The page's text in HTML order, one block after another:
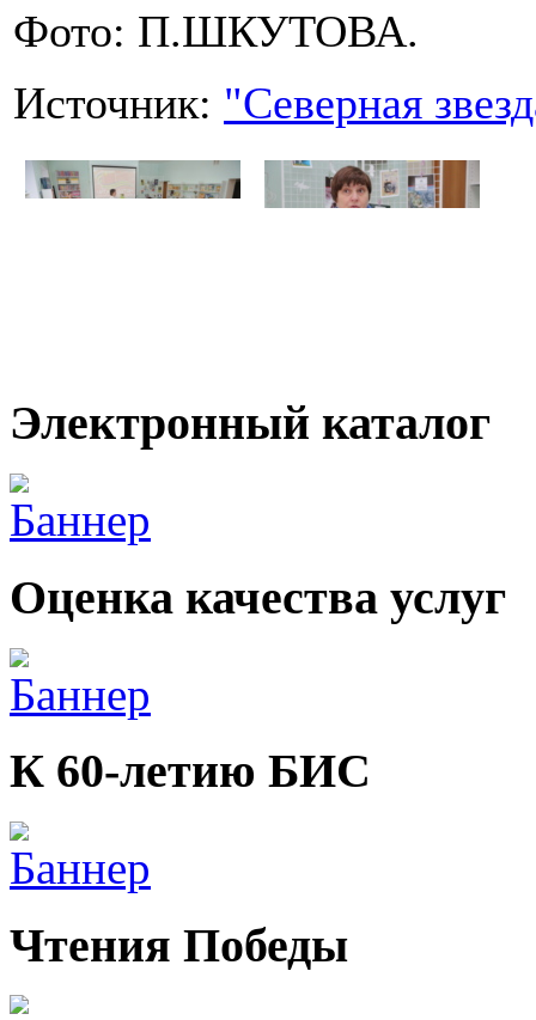
Фото: П.ШКУТОВА.
Источник: "Северная
Электронный каталог
Оценка качества услуг
К 60-летию БИС
Чтения Победы